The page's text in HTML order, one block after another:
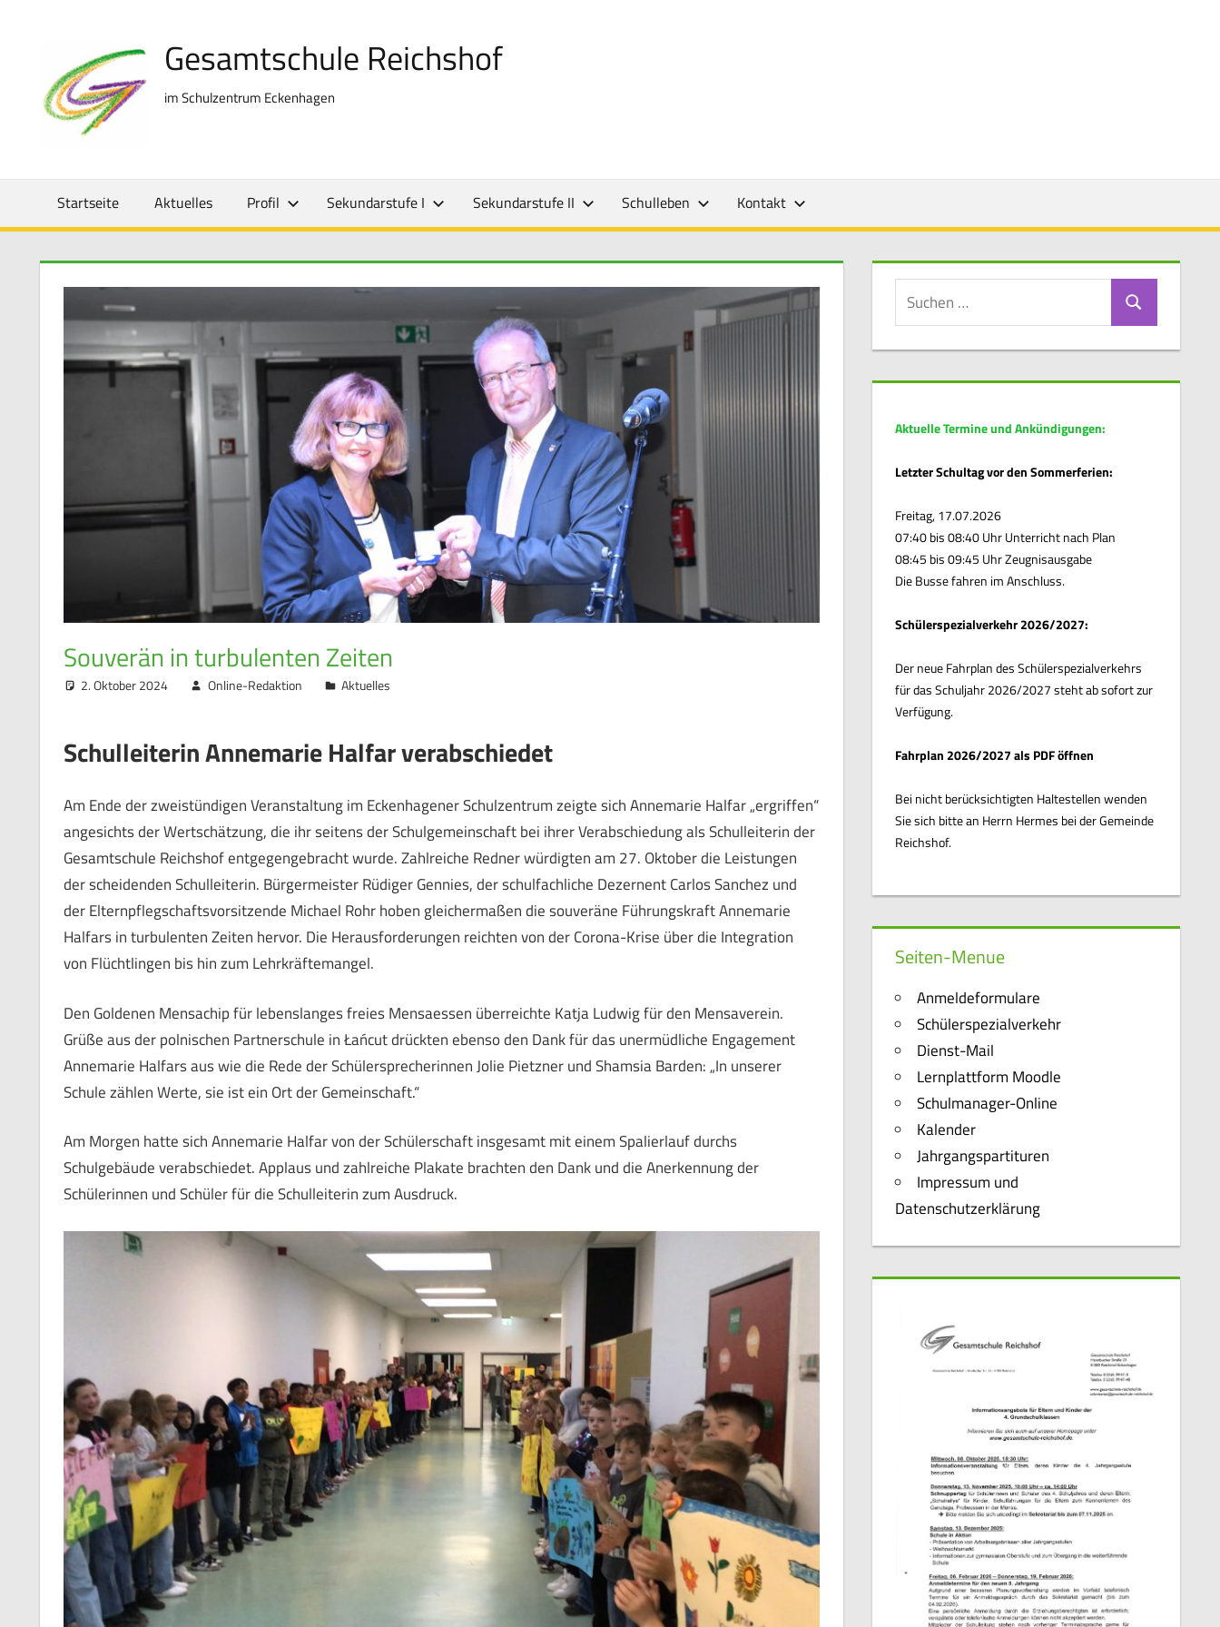
Gesamtschule Reichshof
im Schulzentrum Eckenhagen
Startseite Aktuelles Profil Sekundarstufe I Sekundarstufe II Schulleben Kontakt
Souverän in turbulenten Zeiten
2. Oktober 2024 Online-Redaktion Aktuelles
Schulleiterin Annemarie Halfar verabschiedet
Am Ende der zweistündigen Veranstaltung im Eckenhagener Schulzentrum zeigte sich Annemarie Halfar „ergriffen“
angesichts der Wertschätzung, die ihr seitens der Schulgemeinschaft bei ihrer Verabschiedung als Schulleiterin der
Gesamtschule Reichshof entgegengebracht wurde. Zahlreiche Redner würdigten am 27. Oktober die Leistungen
der scheidenden Schulleiterin. Bürgermeister Rüdiger Gennies, der schulfachliche Dezernent Carlos Sanchez und
der Elternpflegschaftsvorsitzende Michael Rohr hoben gleichermaßen die souveräne Führungskraft Annemarie
Halfars in turbulenten Zeiten hervor. Die Herausforderungen reichten von der Corona-Krise über die Integration
von Flüchtlingen bis hin zum Lehrkräftemangel.
Den Goldenen Mensachip für lebenslanges freies Mensaessen überreichte Katja Ludwig für den Mensaverein.
Grüße aus der polnischen Partnerschule in Łańcut drückten ebenso den Dank für das unermüdliche Engagement
Annemarie Halfars aus wie die Rede der Schülersprecherinnen Jolie Pietzner und Shamsia Barden: „In unserer
Schule zählen Werte, sie ist ein Ort der Gemeinschaft.“
Am Morgen hatte sich Annemarie Halfar von der Schülerschaft insgesamt mit einem Spalierlauf durchs
Schulgebäude verabschiedet. Applaus und zahlreiche Plakate brachten den Dank und die Anerkennung der
Schülerinnen und Schüler für die Schulleiterin zum Ausdruck.
Suchen
Aktuelle Termine und Ankündigungen:
Letzter Schultag vor den Sommerferien:
Freitag, 17.07.2026
07:40 bis 08:40 Uhr Unterricht nach Plan
08:45 bis 09:45 Uhr Zeugnisausgabe
Die Busse fahren im Anschluss.
Schülerspezialverkehr 2026/2027:
Der neue Fahrplan des Schülerspezialverkehrs
für das Schuljahr 2026/2027 steht ab sofort zur
Verfügung.
Fahrplan 2026/2027 als PDF öffnen
Bei nicht berücksichtigten Haltestellen wenden
Sie sich bitte an Herrn Hermes bei der Gemeinde
Reichshof.
Seiten-Menue
Anmeldeformulare
Schülerspezialverkehr
Dienst-Mail
Lernplattform Moodle
Schulmanager-Online
Kalender
Jahrgangspartituren
Impressum und
Datenschutzerklärung